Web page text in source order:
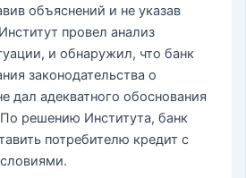
объяснений и не указав
провел анализ
и обнаружил, что банк
законодательства о
дал адекватного обоснования
решению Института, банк
потребителю кредит с